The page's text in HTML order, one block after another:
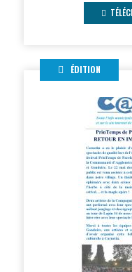
ÉDITION